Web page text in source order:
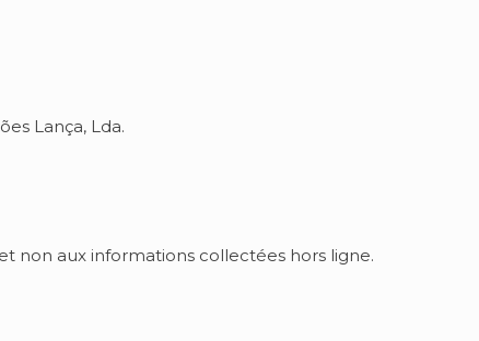
Lança, Lda.
non aux informations collectées hors ligne.